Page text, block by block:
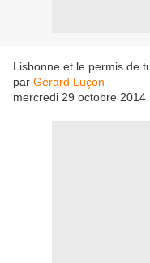
Lisbonne et le permis de
par Gérard Luçon
mercredi 29 octobre 2014